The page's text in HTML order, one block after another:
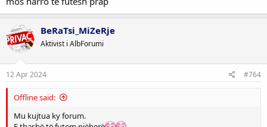
BeRaTsi_MiZeRje
Aktivist i AlbForumi
12 Apr 2024 #764
Offline said:
Mu kujtua ky forum.